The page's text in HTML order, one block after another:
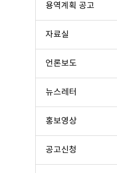
용역계획 공고
자료실
언론보도
뉴스레터
홍보영상
공고신청